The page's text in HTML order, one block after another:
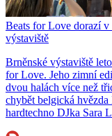
Beats for Love dorazí
výstaviště
Brněnské výstaviště
for Love. Jeho zimní
dvou halách více než
chybět belgická
hardtechno DJka Sara